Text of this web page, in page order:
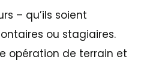
– qu’ils soient
ou stagiaires.
opération de terrain et